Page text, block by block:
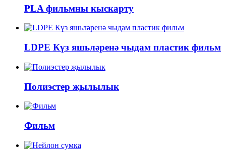
PLA фильмны кыскарту
LDPE Күз яшьләренә чыдам пластик фильм
Полиэстер җылылык
Фильм